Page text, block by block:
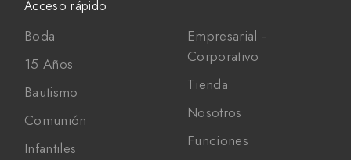
Acceso rápido
Boda
15 Años
Bautismo
Comunión
Infantiles
Empresarial -
Corporativo
Tienda
Nosotros
Funciones